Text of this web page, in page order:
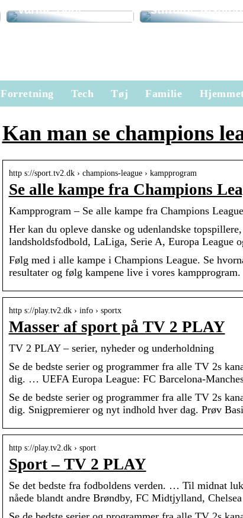
Varme Dage
stilfulde
Forretning Tech Tøj Familie
Kan man se champions
http s://sport.tv2.dk › champions-league › kampprogram
Se alle kampe fra Champions
Kampprogram – Se alle kampe fra Champions
Her kan du opleve danske og udenlandske
landsholdsfodbold, LaLiga, Serie A, Europa League
Følg med i alle kampe i Champions League. Se
resultater og følg kampene live i vores kampprogram.
http s://play.tv2.dk › info › sportx
Masser af sport på TV 2 PLAY
TV 2 PLAY – serier, nyheder og underholdning
Se de bedste serier og programmer fra alle TV 2s
dig. … UEFA Europa League: FC Barcelona-
Se de bedste serier og programmer fra alle TV 2s
dig. Snigpremierer og nyt indhold hver dag. Prøv
http s://play.tv2.dk › sport
Sport – TV 2 PLAY
Se det bedste fra fodboldens verden. … Til midnat
nåede blandt andre Brøndby, FC Midtjylland,